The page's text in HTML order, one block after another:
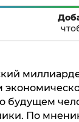
будущем
По